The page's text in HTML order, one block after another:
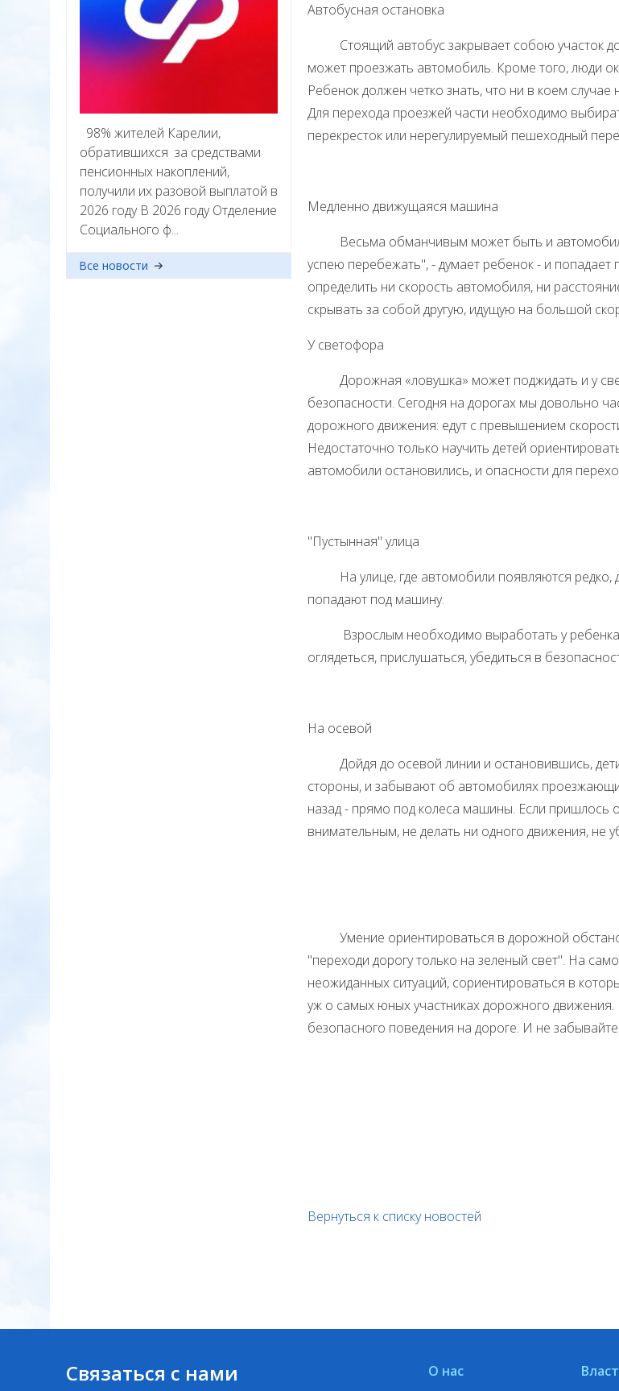
98% жителей Карелии,
обратившихся за средствами
пенсионных накоплений,
получили их разовой выплатой в
2026 году В 2026 году Отделение
Социального ф...
Все новости
Автобусная остановка
Стоящий автобус закрывает собою участок
может проезжать автомобиль. Кроме того, люди
Ребенок должен четко знать, что ни в коем случае
Для перехода проезжей части необходимо
перекресток или нерегулируемый пешеходный
Медленно движущаяся машина
Весьма обманчивым может быть и
успею перебежать", - думает ребенок - и
определить ни скорость автомобиля, ни
скрывать за собой другую, идущую на большой
У светофора
Дорожная «ловушка» может поджидать и у
безопасности. Сегодня на дорогах мы довольно
дорожного движения: едут с превышением
Недостаточно только научить детей
автомобили остановились, и опасности для
"Пустынная" улица
На улице, где автомобили появляются редко,
попадают под машину.
Взрослым необходимо выработать у ребенка
оглядеться, прислушаться, убедиться в
На осевой
Дойдя до осевой линии и остановившись,
стороны, и забывают об автомобилях
назад - прямо под колеса машины. Если пришлось
внимательным, не делать ни одного движения, не
Умение ориентироваться в дорожной
"переходи дорогу только на зеленый свет". На
неожиданных ситуаций, сориентироваться в
уж о самых юных участниках дорожного
безопасного поведения на дороге. И не
Вернуться к списку новостей
Связаться с нами О нас